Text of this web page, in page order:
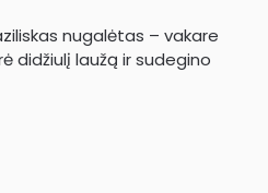
nugalėtas – vakare
didžiulį laužą ir sudegino